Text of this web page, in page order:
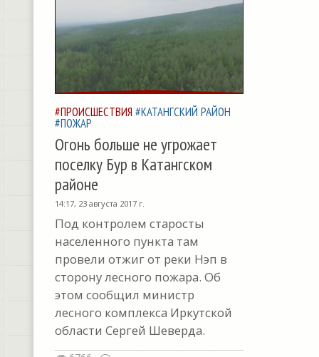
#ПРОИСШЕСТВИЯ #КАТАНГСКИЙ РАЙОН
#ПОЖАР
Огонь больше не угрожает
поселку Бур в Катангском
районе
14:17, 23 августа 2017 г.
Под контролем старосты
населенного пункта там
провели отжиг от реки Нэп в
сторону лесного пожара. Об
этом сообщил министр
лесного комплекса Иркутской
области Сергей Шеверда.